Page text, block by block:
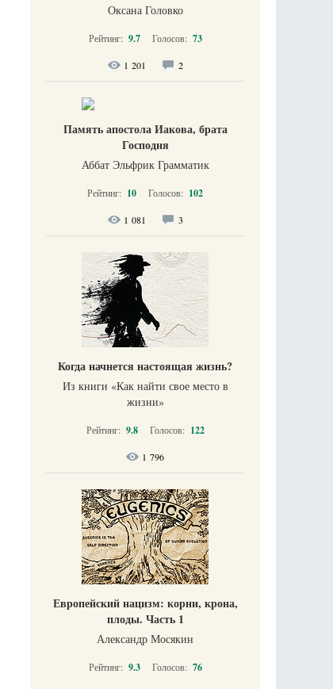
Оксана Головко
Рейтинг: 9.7 Голосов: 73
1 201 2
Память апостола Иакова, брата
Господня
Аббат Эльфрик Грамматик
Рейтинг: 10 Голосов: 102
1 081 3
Когда начнется настоящая жизнь?
Из книги «Как найти свое место в
жизни​»
Рейтинг: 9.8 Голосов: 122
1 796
Европейский нацизм: корни, крона,
плоды. Часть 1
Александр Мосякин
Рейтинг: 9.3 Голосов: 76